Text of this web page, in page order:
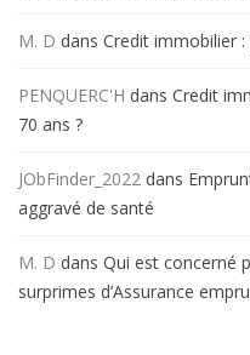
M. D dans Credit immobilier
PENQUERC'H dans Credit
70 ans ?
JObFinder_2022 dans
aggravé de santé
M. D dans Qui est concerné
surprimes d’Assurance